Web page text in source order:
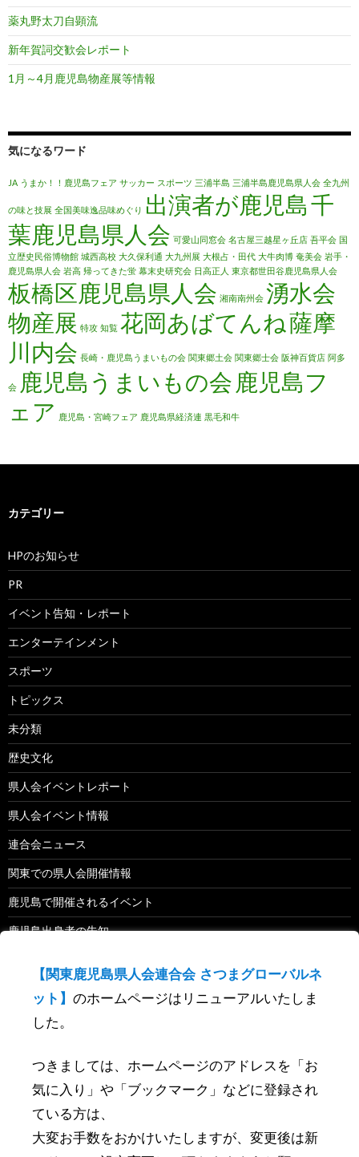
【関東鹿児島県人会連合会 さつまグローバルネ
ット】 のホームページはリニューアルいたしま
した。
つきましては、ホームページのアドレスを「お
気に入り」や「ブックマーク」などに登録され
ている方は、
大変お手数をおかけいたしますが、変更後は新
薬丸野太刀自顕流
新年賀詞交歓会レポート
1月～4月鹿児島物産展等情報
気になるワード
JA うまか！！鹿児島フェア サッカー スポーツ 三浦半島 三浦半島鹿児島県人会 全九州
の味と技展 全国美味逸品味めぐり 出演者が鹿児島千
葉鹿児島県人会 可愛山同窓会 名古屋三越星ヶ丘店 吾平会 国
立歴史民俗博物館 城西高校 大久保利通 大九州展 大根占・田代 大牛肉博 奄美会 岩手・
鹿児島県人会 岩高 帰ってきた蛍 幕末史研究会 日高正人 東京都世田谷鹿児島県人会
板橋区鹿児島県人会 湘南南州会 湧水会
物産展 特攻 知覧 花岡あばてんね薩摩
川内会 長崎・鹿児島うまいもの会 関東郷土会 関東郷士会 阪神百貨店 阿多
会 鹿児島うまいもの会 鹿児島フ
ェア 鹿児島・宮崎フェア 鹿児島県経済連 黒毛和牛
カテゴリー
HPのお知らせ
PR
イベント告知・レポート
エンターテインメント
スポーツ
トピックス
未分類
歴史文化
県人会イベントレポート
県人会イベント情報
連合会ニュース
関東での県人会開催情報
鹿児島で開催されるイベント
鹿児島出身者の告知
2019年 単位県人会 開催（予定）